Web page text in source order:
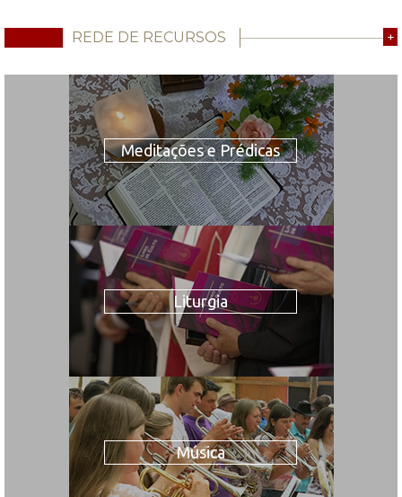
REDE DE RECURSOS +
Meditações e Prédicas
Liturgia
Música